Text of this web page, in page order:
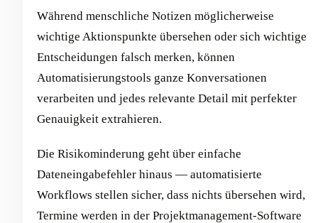
Während menschliche Notizen möglicherweise
wichtige Aktionspunkte übersehen oder sich wichtige
Entscheidungen falsch merken, können
Automatisierungstools ganze Konversationen
verarbeiten und jedes relevante Detail mit perfekter
Genauigkeit extrahieren.
Die Risikominderung geht über einfache
Dateneingabefehler hinaus — automatisierte
Workflows stellen sicher, dass nichts übersehen wird,
Termine werden in der Projektmanagement-Software